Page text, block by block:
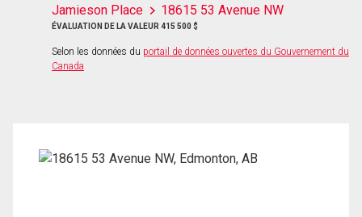
Jamieson Place
18615 53 Avenue NW
ÉVALUATION DE LA VALEUR 415 500 $
Selon les données du portail de données ouvertes du Gouvernement du
Canada